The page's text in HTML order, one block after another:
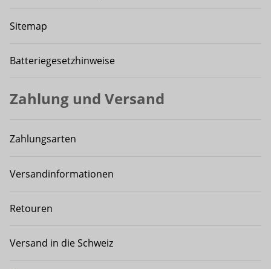
Sitemap
Batteriegesetzhinweise
Zahlung und Versand
Zahlungsarten
Versandinformationen
Retouren
Versand in die Schweiz